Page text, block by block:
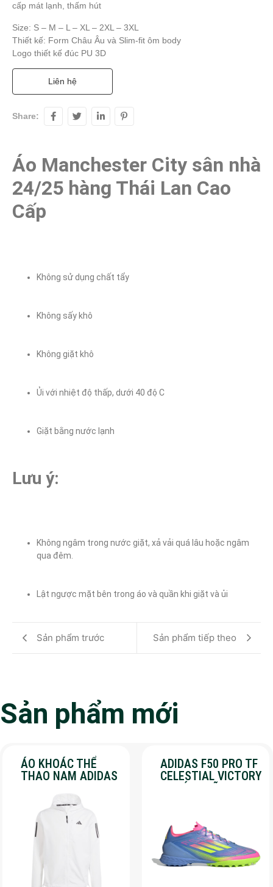
cấp mát lạnh, thấm hút
Size: S – M – L – XL – 2XL – 3XL
Thiết kế: Form Châu Âu và Slim-fit ôm body
Logo thiết kế đúc PU 3D
Liên hệ
Share:
Áo Manchester City sân nhà
24/25 hàng Thái Lan Cao
Cấp
Không sử dụng chất tẩy
Không sấy khô
Không giặt khô
Ủi với nhiệt độ thấp, dưới 40 độ C
Giặt bằng nước lạnh
Lưu ý:
Không ngâm trong nước giặt, xả vải quá lâu hoặc ngâm
qua đêm.
Lật ngược mặt bên trong áo và quần khi giặt và ủi
Sản phẩm trước Sản phẩm tiếp theo
Sản phẩm mới
ÁO KHOÁC THỂ
THAO NAM ADIDAS
MÀU TRẮNG
ADIDAS F50 PRO TF
CELESTIAL VICTORY